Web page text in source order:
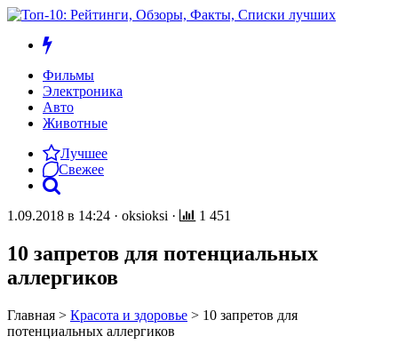
Фильмы
Электроника
Авто
Животные
Лучшее
Свежее
1.09.2018 в 14:24 · oksioksi · 1 451
10 запретов для потенциальных
аллергиков
Главная > Красота и здоровье > 10 запретов для
потенциальных аллергиков